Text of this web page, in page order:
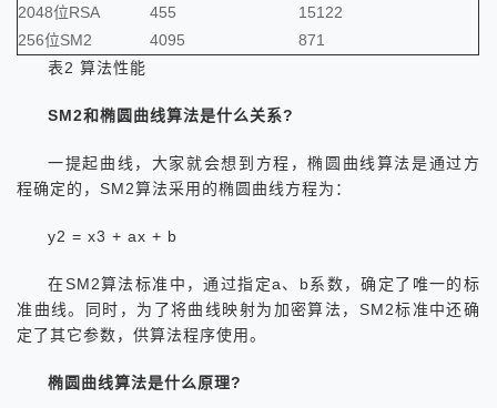
2048位RSA
455
15122
256位SM2
4095
871
表2 算法性能
SM2和椭圆曲线算法是什么关系?
一提起曲线，大家就会想到方程，椭圆曲线算法是通过方
程确定的，SM2算法采用的椭圆曲线方程为：
y2 = x3 + ax + b
在SM2算法标准中，通过指定a、b系数，确定了唯一的标
准曲线。同时，为了将曲线映射为加密算法，SM2标准中还确
定了其它参数，供算法程序使用。
椭圆曲线算法是什么原理?